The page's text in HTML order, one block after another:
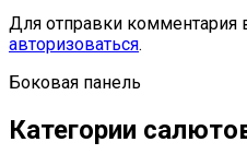
Для отправки комментария
авторизоваться.
Боковая панель
Категории